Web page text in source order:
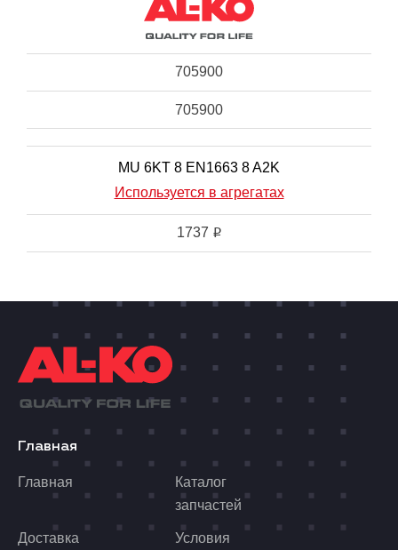
705900
705900
MU 6KT 8 EN1663 8 A2K
Используется в агрегатах
1737 i
Главная
Главная
Каталог
запчастей
Доставка
Условия